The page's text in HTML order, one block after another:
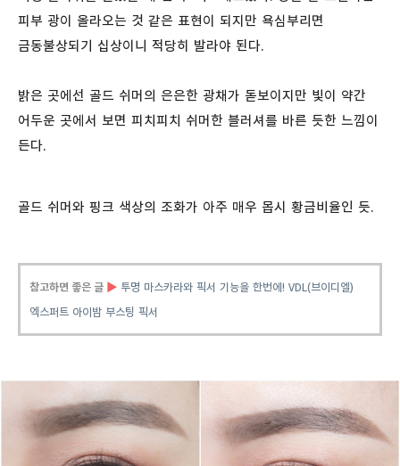
피부 광이 올라오는 것 같은 표현이 되지만 욕심부리면
금동불상되기 십상이니 적당히 발라야 된다.
밝은 곳에선 골드 쉬머의 은은한 광채가 돋보이지만 빛이 약간
어두운 곳에서 보면 피치피치 쉬머한 블러셔를 바른 듯한 느낌이
든다.
골드 쉬머와 핑크 색상의 조화가 아주 매우 몹시 황금비율인 듯.
참고하면 좋은 글 ▶ 투명 마스카라와 픽서 기능을 한번에! VDL(브이디엘)
엑스퍼트 아이밤 부스팅 픽서